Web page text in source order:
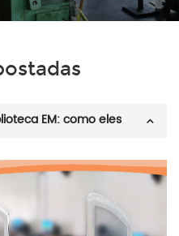
EM: como eles